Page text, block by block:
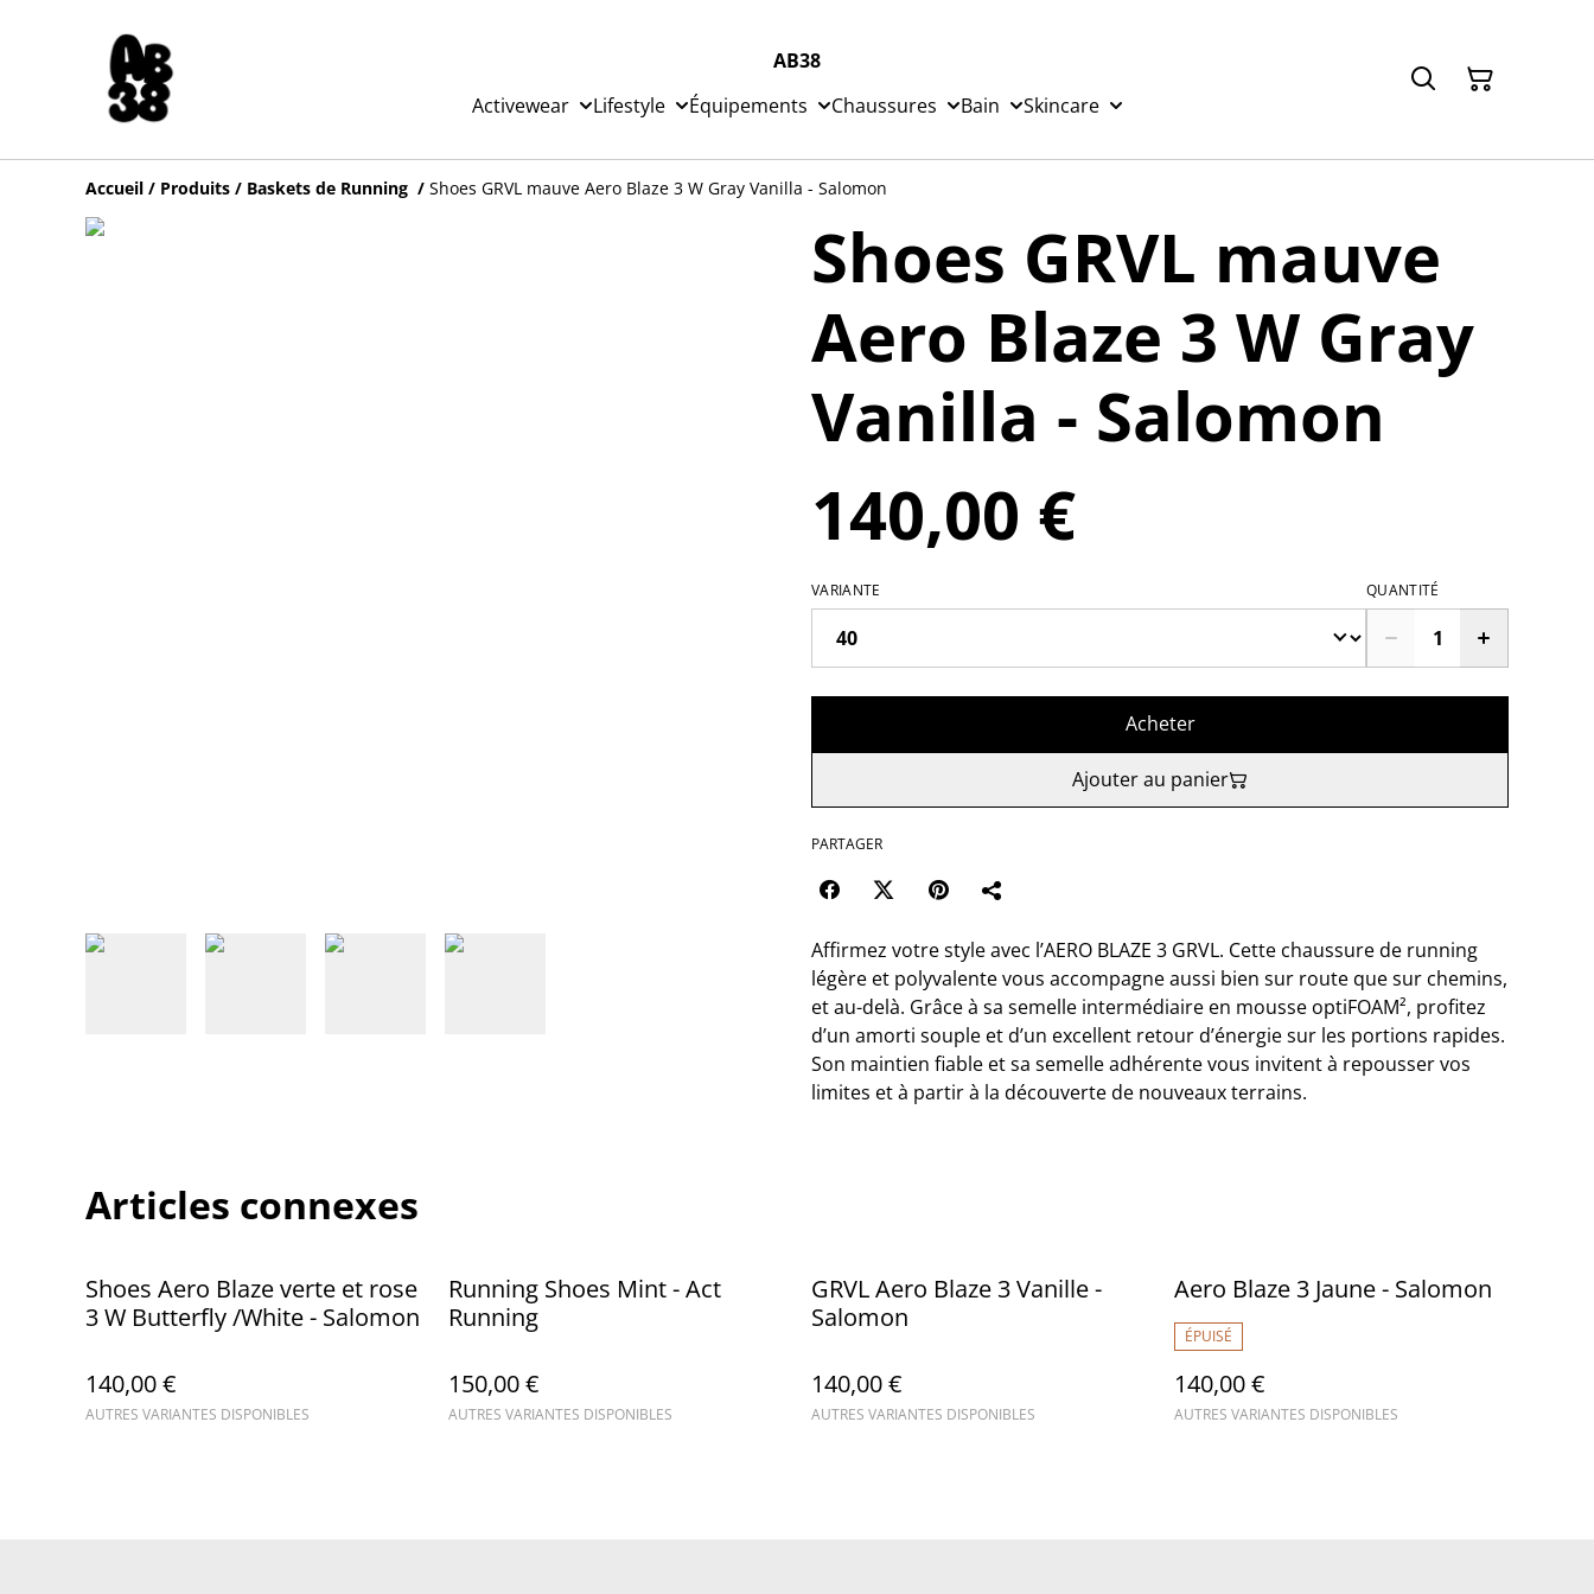
AB38
Activewear
Lifestyle Équipements Chaussures Bain Skincare
Accueil / Produits / Baskets de Running / Shoes GRVL mauve Aero Blaze 3 W Gray Vanilla - Salomon
Shoes GRVL mauve
Aero Blaze 3 W Gray
Vanilla - Salomon
140,00 €
VARIANTE QUANTITÉ
Acheter
Ajouter au panier
PARTAGER
Affirmez votre style avec l’AERO BLAZE 3 GRVL. Cette chaussure de running
légère et polyvalente vous accompagne aussi bien sur route que sur chemins,
et au-delà. Grâce à sa semelle intermédiaire en mousse optiFOAM², profitez
d’un amorti souple et d’un excellent retour d’énergie sur les portions rapides.
Son maintien fiable et sa semelle adhérente vous invitent à repousser vos
limites et à partir à la découverte de nouveaux terrains.
Articles connexes
Shoes Aero Blaze verte et rose
3 W Butterfly /White - Salomon
140,00 €
AUTRES VARIANTES DISPONIBLES
Running Shoes Mint - Act
Running
150,00 €
AUTRES VARIANTES DISPONIBLES
GRVL Aero Blaze 3 Vanille -
Salomon
140,00 €
AUTRES VARIANTES DISPONIBLES
Aero Blaze 3 Jaune - Salomon
ÉPUISÉ
140,00 €
AUTRES VARIANTES DISPONIBLES